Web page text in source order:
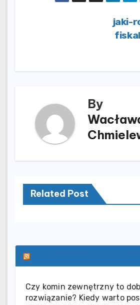
Nawigacjajaki-
By
Related Post
Czy komin zewnętrzny to
rozwiązanie? Kiedy warto